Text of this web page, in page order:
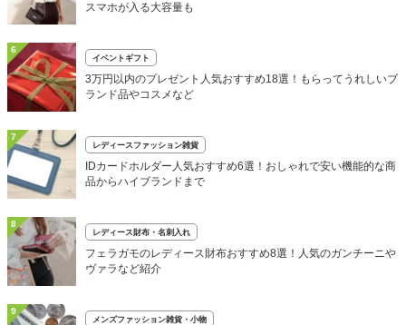
スマホが入る大容量も
6
イベントギフト
3万円以内のプレゼント人気おすすめ18選！もらってうれしいブ
ランド品やコスメなど
7
レディースファッション雑貨
IDカードホルダー人気おすすめ6選！おしゃれで安い機能的な商
品からハイブランドまで
8
レディース財布・名刺入れ
フェラガモのレディース財布おすすめ8選！人気のガンチーニや
ヴァラなど紹介
9
メンズファッション雑貨・小物